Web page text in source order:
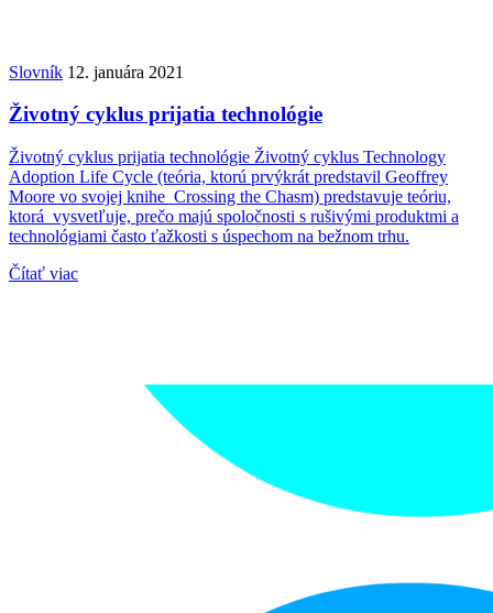
Slovník 12. januára 2021
Životný cyklus prijatia technológie
Životný cyklus prijatia technológie Životný cyklus Technology
Adoption Life Cycle (teória, ktorú prvýkrát predstavil Geoffrey
Moore vo svojej knihe Crossing the Chasm) predstavuje teóriu,
ktorá vysvetľuje, prečo majú spoločnosti s rušivými produktmi a
technológiami často ťažkosti s úspechom na bežnom trhu.
Čítať viac